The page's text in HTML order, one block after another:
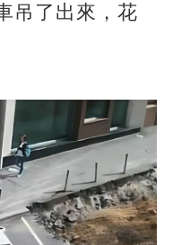
吊了出來，花